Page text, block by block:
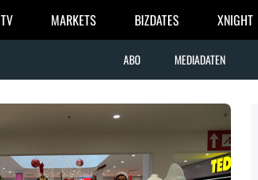
TV MARKETS BIZDATES XNIGHT
ABO MEDIADATEN